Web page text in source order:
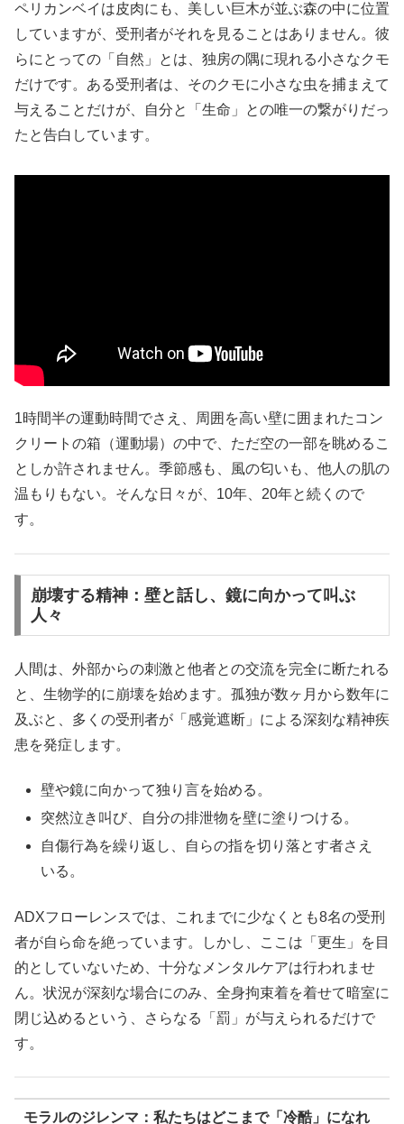
ペリカンベイは皮肉にも、美しい巨木が並ぶ森の中に位置
していますが、受刑者がそれを見ることはありません。彼
らにとっての「自然」とは、独房の隅に現れる小さなクモ
だけです。ある受刑者は、そのクモに小さな虫を捕まえて
与えることだけが、自分と「生命」との唯一の繋がりだっ
たと告白しています。
1時間半の運動時間でさえ、周囲を高い壁に囲まれたコン
クリートの箱（運動場）の中で、ただ空の一部を眺めるこ
としか許されません。季節感も、風の匂いも、他人の肌の
温もりもない。そんな日々が、10年、20年と続くので
す。
崩壊する精神：壁と話し、鏡に向かって叫ぶ
人々
人間は、外部からの刺激と他者との交流を完全に断たれる
と、生物学的に崩壊を始めます。孤独が数ヶ月から数年に
及ぶと、多くの受刑者が「感覚遮断」による深刻な精神疾
患を発症します。
壁や鏡に向かって独り言を始める。
突然泣き叫び、自分の排泄物を壁に塗りつける。
自傷行為を繰り返し、自らの指を切り落とす者さえ
いる。
ADXフローレンスでは、これまでに少なくとも8名の受刑
者が自ら命を絶っています。しかし、ここは「更生」を目
的としていないため、十分なメンタルケアは行われませ
ん。状況が深刻な場合にのみ、全身拘束着を着せて暗室に
閉じ込めるという、さらなる「罰」が与えられるだけで
す。
モラルのジレンマ：私たちはどこまで「冷酷」になれ